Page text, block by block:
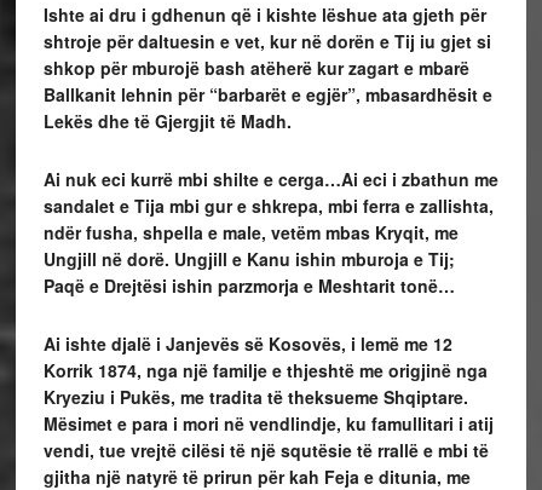
Ishte ai dru i gdhenun që i kishte lëshue ata gjeth për
shtroje për daltuesin e vet, kur në dorën e Tij iu gjet si
shkop për mburojë bash atëherë kur zagart e mbarë
Ballkanit lehnin për “barbarët e egjër”, mbasardhësit e
Lekës dhe të Gjergjit të Madh.
Ai nuk eci kurrë mbi shilte e cerga…Ai eci i zbathun me
sandalet e Tija mbi gur e shkrepa, mbi ferra e zallishta,
ndër fusha, shpella e male, vetëm mbas Kryqit, me
Ungjill në dorë. Ungjill e Kanu ishin mburoja e Tij;
Paqë e Drejtësi ishin parzmorja e Meshtarit tonë…
Ai ishte djalë i Janjevës së Kosovës, i lemë me 12
Korrik 1874, nga një familje e thjeshtë me origjinë nga
Kryeziu i Pukës, me tradita të theksueme Shqiptare.
Mësimet e para i mori në vendlindje, ku famullitari i atij
vendi, tue vrejtë cilësi të një squtësie të rrallë e mbi të
gjitha një natyrë të prirun për kah Feja e ditunia, me